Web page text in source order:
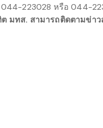
044-223028 หรือ 044-
มทส. สามารถติดตามข่าว